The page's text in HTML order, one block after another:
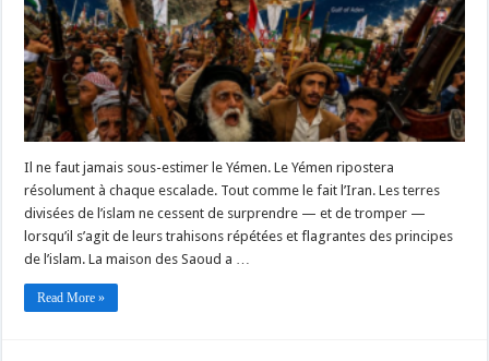
Il ne faut jamais sous-estimer le Yémen. Le Yémen ripostera
résolument à chaque escalade. Tout comme le fait l’Iran. Les terres
divisées de l’islam ne cessent de surprendre — et de tromper —
lorsqu’il s’agit de leurs trahisons répétées et flagrantes des principes
de l’islam. La maison des Saoud a …
Read More »